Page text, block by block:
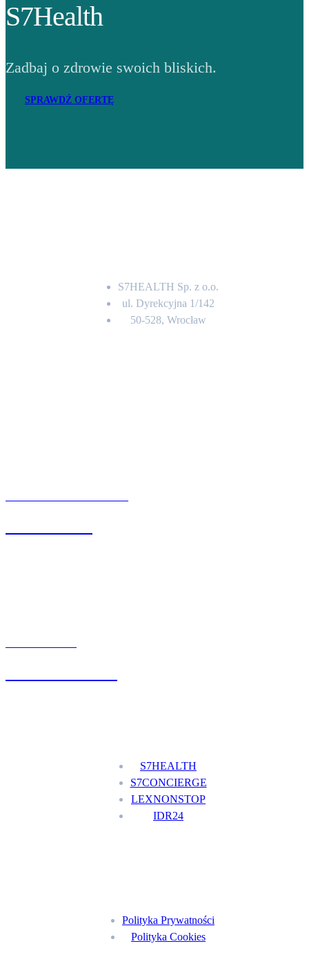
S7Health
Zadbaj o zdrowie swoich bliskich.
SPRAWDŹ OFERTĘ
S7HEALTH Sp. z o.o.
ul. Dyrekcyjna 1/142
50-528, Wrocław
S7HEALTH
S7CONCIERGE
LEXNONSTOP
IDR24
Polityka Prywatności
Polityka Cookies